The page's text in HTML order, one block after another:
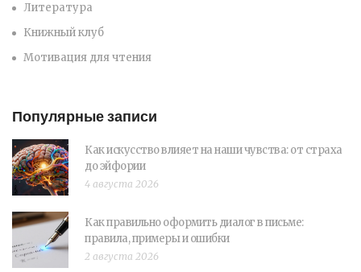
Литература
Книжный клуб
Мотивация для чтения
Популярные записи
Как искусство влияет на наши чувства: от страха
до эйфории
4 августа 2026
Как правильно оформить диалог в письме:
правила, примеры и ошибки
2 августа 2026